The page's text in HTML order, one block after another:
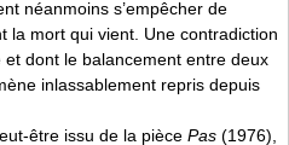
néanmoins s’empêcher de
la mort qui vient. Une contradiction
dont le balancement entre deux
inlassablement repris depuis
être issu de la pièce Pas (1976),